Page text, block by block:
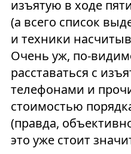
изъятую в ходе
(а всего список
и техники
Очень уж, по-
расставаться с
телефонами и
стоимостью
(правда,
это уже стоит